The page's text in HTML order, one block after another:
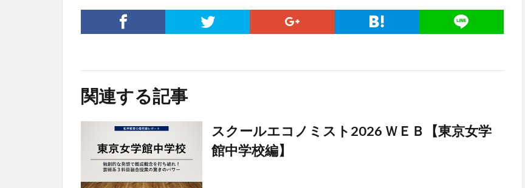
関連する記事
スクールエコノミスト2026 ＷＥＢ【東京女学
館中学校編】